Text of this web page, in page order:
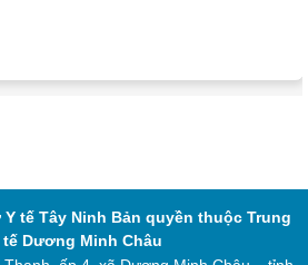
tế Tây Ninh Bản quyền thuộc Trung
tế Dương Minh Châu